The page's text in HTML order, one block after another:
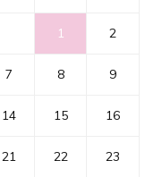
1 2
7 8 9
14 15 16
21 22 23